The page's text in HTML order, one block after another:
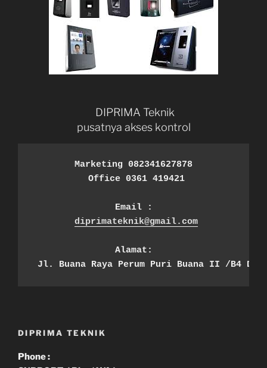
DIPRIMA Teknik
pusatnya akses kontrol
Marketing 082341627878
Office 0361 419421
Email :
diprimateknik@gmail.com
Alamat:
Jl. Buana Raya Perum Puri Buana II /B4
DIPRIMA TEKNIK
Phone :